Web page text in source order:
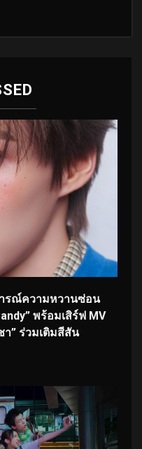
ารณ์ความหวานซ่อน
พร้อมเสิร์ฟ MV
า” ร่วมเติมสีสัน